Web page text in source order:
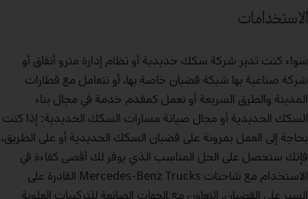
الاستخدامات
سواء كنت تدير شركة سكك حديدية أو نظام إدارة مترو أنفاق أو
شركة صناعية بها شبكة قضبان خاصة بها، أو تتعامل مع قطارات
المدينة والطرق السريعة أو تعمل كمقدم خدمة في مجال بناء
السكك الحديدية أو مجال صيانة مسارات السكك الحديدية: إذا كنت
بحاجة إلى العمل بمرونة على قضبان السكك الحديدية أو على الطريق،
فإنك ستحصل على الحل المناسب الذي يوفر لك أقصى كفاءة في
الاستخدام مع شاحنات Mercedes‑Benz Trucks القادرة على